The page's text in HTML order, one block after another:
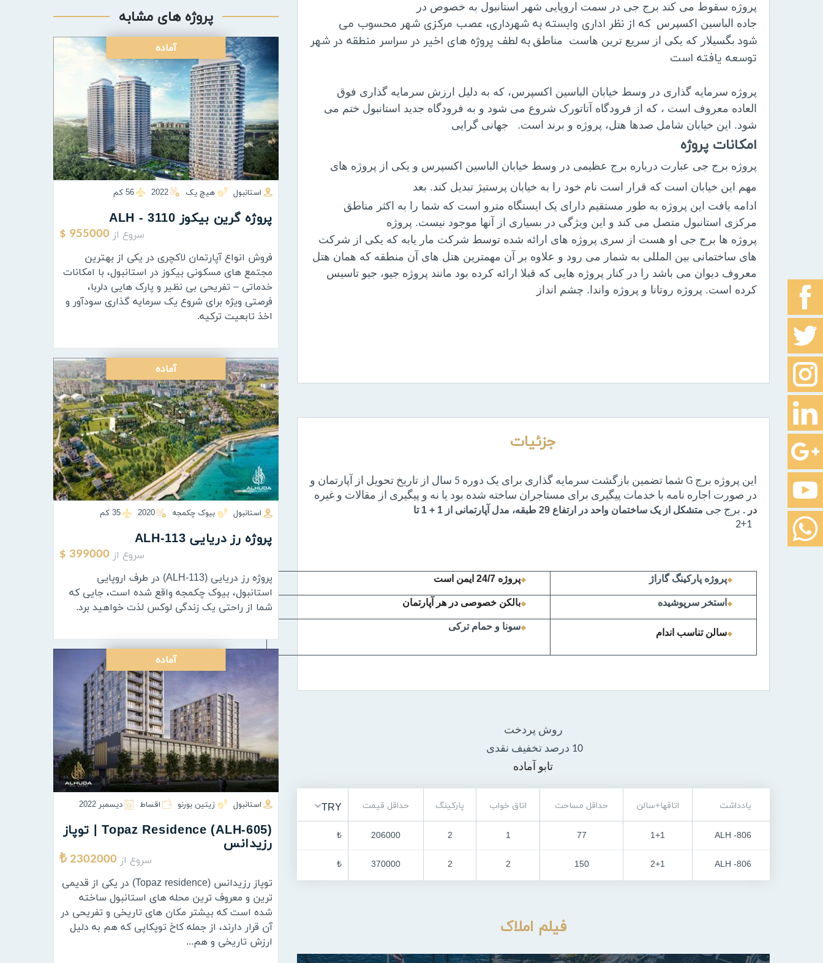
پروژه سقوط می کند برج جی در سمت اروپایی شهر استانبول به خصوص در
جاده الباسین اکسپرس که از نظر اداری وابسته به شهرداری، عصب مرکزی شهر محسوب می
شود بگسیلار که یکی از سریع ترین هاست مناطق به لطف پروژه های اخیر در سراسر منطقه در شهر
توسعه یافته است
پروژه سرمایه گذاری در وسط خیابان الباسین اکسپرس، که به دلیل ارزش سرمایه گذاری فوق
العاده معروف است ، که از فرودگاه آتاتورک شروع می شود و به فرودگاه جدید استانبول ختم می
شود. این خیابان شامل صدها هتل، پروژه و برند است. جهانی گرایی
امکانات پروژه
پروژه برج جی عبارت درباره برج عظیمی در وسط خیابان الباسین اکسپرس و یکی از پروژه های
مهم این خیابان است که قرار است نام خود را به خیابان پرستیژ تبدیل کند. بعد
ادامه یافت این پروژه به طور مستقیم دارای یک ایستگاه مترو است که شما را به اکثر مناطق
مرکزی استانبول متصل می کند و این ویژگی در بسیاری از آنها موجود نیست. پروژه
پروژه ها برج جی او هست از سری پروژه های ارائه شده توسط شرکت مار یابه که یکی از شرکت
های ساختمانی بین المللی به شمار می رود و علاوه بر آن مهمترین هتل های آن منطقه که همان هتل
معروف دیوان می باشد را در کنار پروژه هایی که قبلا ارائه کرده بود مانند پروژه جیو، جیو تاسیس
کرده است. پروژه روتانا و پروژه واندا. چشم انداز
جزئیات
این پروژه برج G شما تضمین بازگشت سرمایه گذاری برای یک دوره 5 سال از تاریخ تحویل از آپارتمان و
در صورت اجاره نامه با خدمات پیگیری برای مستاجران ساخته شده بود یا نه و پیگیری از مقالات و غیره
در . برج جی متشکل از یک ساختمان واحد در ارتفاع 29 طبقه، مدل آپارتمانی از 1 + 1 تا
2+1
پروژه پارکینگ گاراژ پروژه 24/7 ایمن است
استخر سرپوشیده بالکن خصوصی در هر آپارتمان
سالن تناسب اندام
سونا و حمام ترکی
روش پردخت
10 درصد
تخفیف نقدی
تابو آماده
یادداشت اتاقها+سالن حداقل مساحت اتاق خواب پارکینگ حداقل قیمت TRY
ALH -806
1+1
77
1
2
206000
₺
ALH -806
2+1
150
2
2
370000
₺
فیلم املاک
پروژه های مشابه
آماده
استانبول هیچ یک 2022 56 كم
پروژه گرين بيكوز ALH - 3110
سروع از 955000 $
فروش انواع آپارتمان لاکچری در یکی از بهترین
مجتمع های مسکونی بیکوز در استانبول، با امکانات
خدماتی – تفریحی بی نظیر و پارک هایی دلربا،
فرصتی ویژه برای شروع یک سرمایه گذاری سودآور و
اخذ تابعیت ترکیه.
آماده
استانبول بیوک چکمجه 2020 35 كم
پروژه رز دریایی ALH-113
سروع از 399000 $
پروژه رز دریایی (ALH-113) در طرف اروپایی
استانبول، بیوک چکمجه واقع شده است، جایی که
شما از راحتی یک زندگی لوکس لذت خواهید برد.
آماده
استانبول زیتین بورنو اقساط ديسمبر 2022
(ALH-605) Topaz Residence | توپاز
رزیدانس
سروع از 2302000 ₺
توپاز رزیدانس (Topaz residence) در یکی از قدیمی
ترین و معروف ترین محله های استانبول ساخته
شده است که بیشتر مکان های تاریخی و تفریحی در
آن قرار دارند، از جمله کاخ توپکاپی که هم به دلیل
ارزش تاریخی و هم...